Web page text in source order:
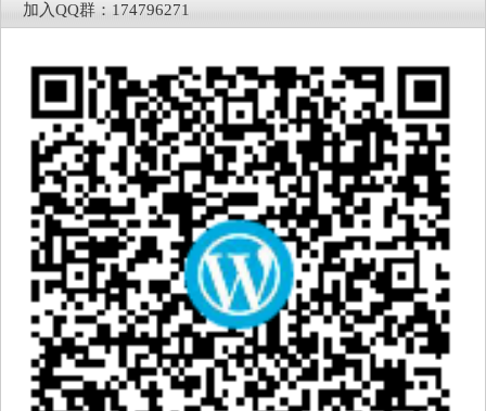
加入QQ群：174796271